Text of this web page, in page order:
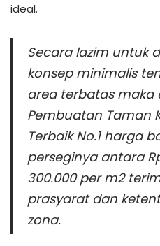
ideal.
Secara lazim untuk
konsep minimalis
area terbatas maka
Pembuatan Taman
Terbaik No.1 harga
perseginya antara
300.000 per m2
prasyarat dan
zona.